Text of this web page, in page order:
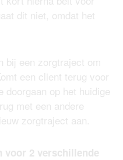
dit niet, omdat het
bij een zorgtraject om
een client terug voor
doorgaan op het huidige
met een andere
zorgtraject aan.
voor 2 verschillende